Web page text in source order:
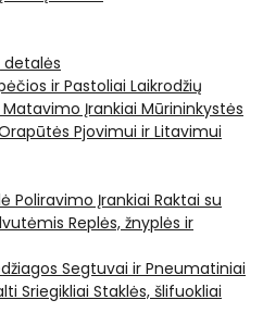
detalės
ir Pastoliai Laikrodžių
Matavimo Įrankiai Mūrininkystės
Pjovimui ir Litavimui
Poliravimo Įrankiai Raktai su
Replės, žnyplės ir
Segtuvai ir Pneumatiniai
Sriegikliai Staklės, šlifuokliai